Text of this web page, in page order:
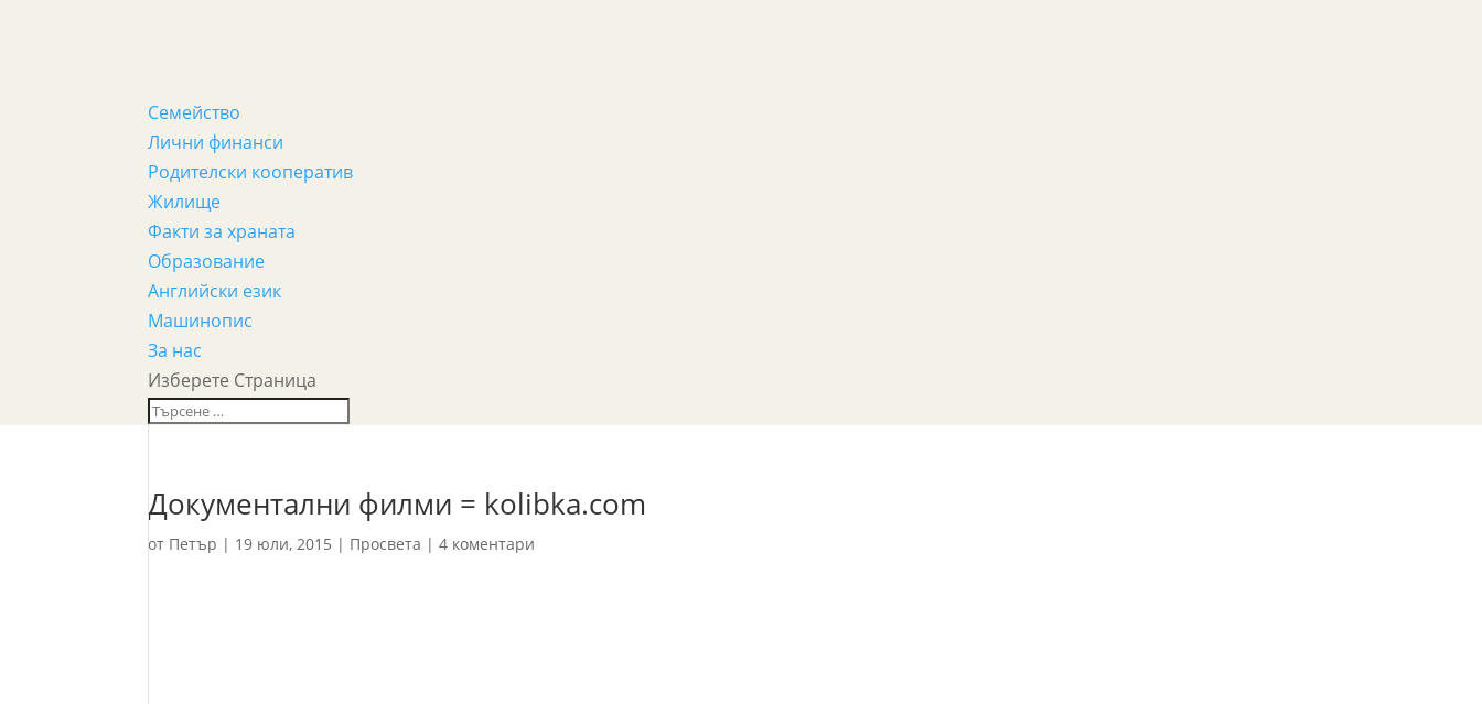
Семейство
Лични финанси
Родителски кооператив
Жилище
Факти за храната
Образование
Английски език
Машинопис
За нас
Изберете Страница
Документални филми = kolibka.com
от Петър | 19 юли, 2015 | Просвета |4 коментари